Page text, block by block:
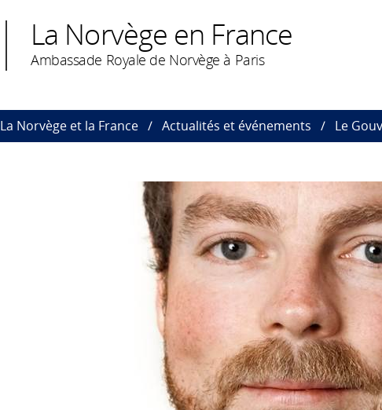
La Norvège en France
Ambassade Royale de Norvège à Paris
La Norvège et la France Actualités et événements Le